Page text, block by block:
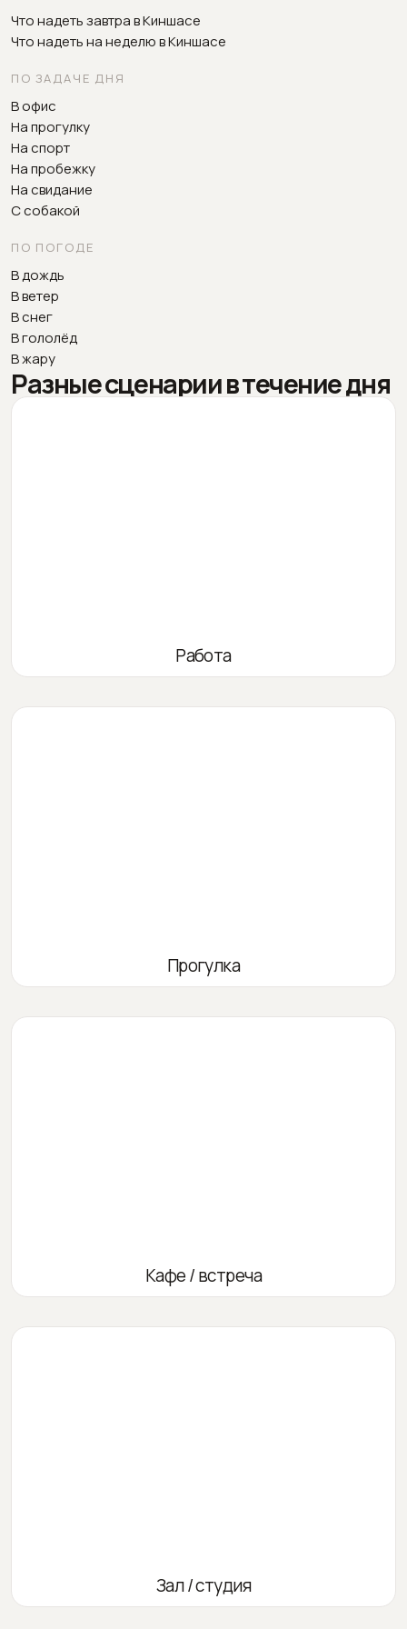
Что надеть завтра в Киншасе
Что надеть на неделю в Киншасе
ПО ЗАДАЧЕ ДНЯ
В офис
На прогулку
На спорт
На пробежку
На свидание
С собакой
ПО ПОГОДЕ
В дождь
В ветер
В снег
В гололёд
В жару
Разные сценарии в течение дня
Работа
Прогулка
Кафе / встреча
Зал / студия